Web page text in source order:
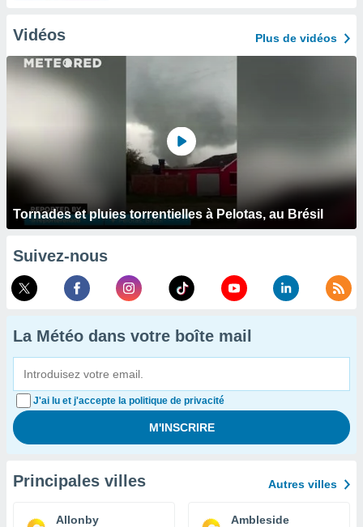
Vidéos Plus de vidéos
Tornades et pluies torrentielles à Pelotas, au Brésil
Suivez-nous
La Météo dans votre boîte mail
J'ai lu et j'accepte la politique de privacité
Principales villes Autres villes
Allonby Ambleside